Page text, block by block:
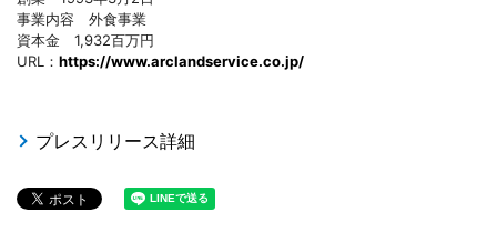
事業内容 外食事業
資本金 1,932百万円
URL： https://www.arclandservice.co.jp/
プレスリリース詳細